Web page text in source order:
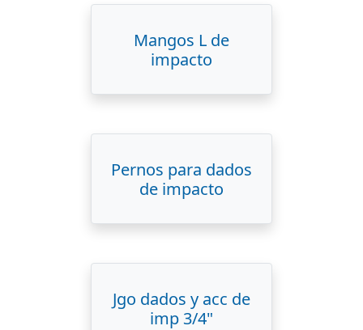
Mangos L de
impacto
Pernos para dados
de impacto
Jgo dados y acc de
imp 3/4"